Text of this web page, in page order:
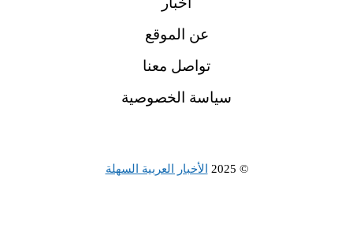
عن الموقع
تواصل معنا
سياسة الخصوصية
© 2025 الأخبار العربية السهلة